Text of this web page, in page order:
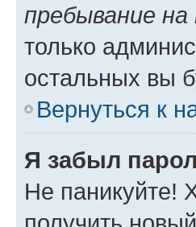
пребывание
только
остальных вы
Вернуться к
Я забыл
Не паникуйте!